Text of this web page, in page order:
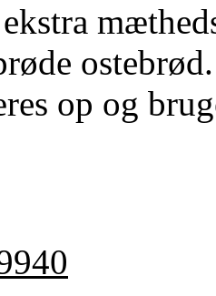
op og